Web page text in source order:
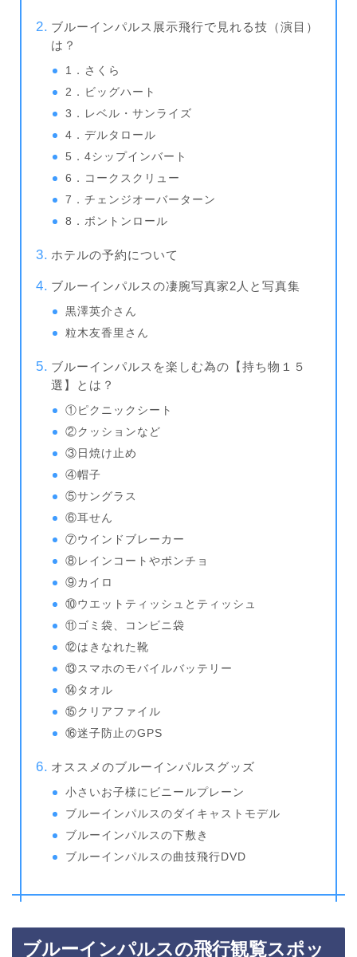
ブルーインパルス展示飛行で見れる技（演目）
は？
1．さくら
2．ビッグハート
3．レベル・サンライズ
4．デルタロール
5．4シップインバート
6．コークスクリュー
7．チェンジオーバーターン
8．ボントンロール
ホテルの予約について
ブルーインパルスの凄腕写真家2人と写真集
黒澤英介さん
粒木友香里さん
ブルーインパルスを楽しむ為の【持ち物１５
選】とは？
①ピクニックシート
②クッションなど
③日焼け止め
④帽子
⑤サングラス
⑥耳せん
⑦ウインドブレーカー
⑧レインコートやポンチョ
⑨カイロ
⑩ウエットティッシュとティッシュ
⑪ゴミ袋、コンビニ袋
⑫はきなれた靴
⑬スマホのモバイルバッテリー
⑭タオル
⑮クリアファイル
⑯迷子防止のGPS
オススメのブルーインパルスグッズ
小さいお子様にビニールプレーン
ブルーインパルスのダイキャストモデル
ブルーインパルスの下敷き
ブルーインパルスの曲技飛行DVD
ブルーインパルスの飛行観覧スポッ